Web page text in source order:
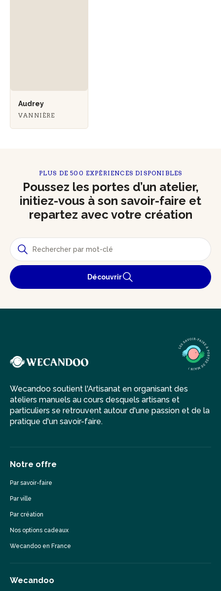
Audrey
VANNIÈRE
PLUS DE 500 EXPÉRIENCES DISPONIBLES
Poussez les portes d’un atelier,
initiez-vous à son savoir-faire et
repartez avec votre création
Découvrir
Wecandoo soutient l'Artisanat en organisant des
ateliers manuels au cours desquels artisans et
particuliers se retrouvent autour d'une passion et de la
pratique d'un savoir-faire.
Notre offre
Par savoir-faire
Par ville
Par création
Nos options cadeaux
Wecandoo en France
Wecandoo